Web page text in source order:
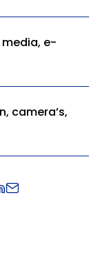
e-
camera’s,